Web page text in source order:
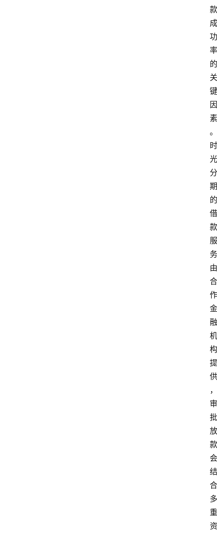
款
成
功
率
的
关
键
因
素
。
时
光
分
期
的
借
款
服
务
由
合
作
金
融
机
构
提
供
，
审
批
放
款
会
结
合
多
重
资